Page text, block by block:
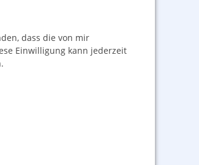
dass die von mir
Einwilligung kann jederzeit